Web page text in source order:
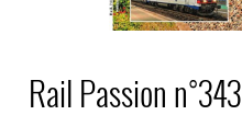
Rail Passion n°343